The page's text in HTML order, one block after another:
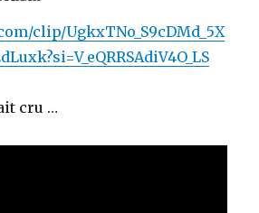
clip/UgkxTNo_S9cDMd_5X
cru …